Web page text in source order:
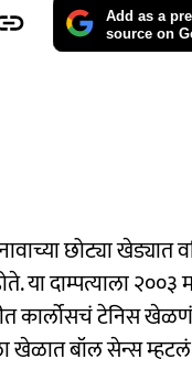
Add as a
source on
छोट्या खेड्यात
या दाम्पत्याला
कार्लोसचं टेनिस
बॉल सेन्स म्हटलं